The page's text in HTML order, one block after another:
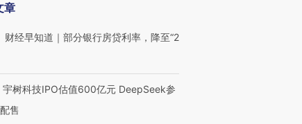
章
财经早知道｜部分银行房贷利率，降至“2
宇树科技IPO估值600亿元 DeepSeek参
售